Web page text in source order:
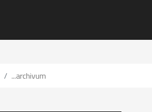
...archivum